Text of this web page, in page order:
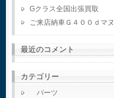
Gクラス全国出張買取
ご来店納車Ｇ４００ｄマ
最近のコメント
カテゴリー
パーツ